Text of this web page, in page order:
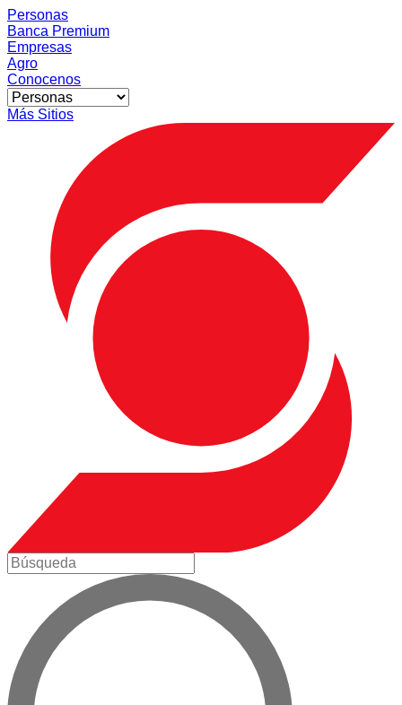
Personas
Banca Premium
Empresas
Agro
Conocenos
Más Sitios